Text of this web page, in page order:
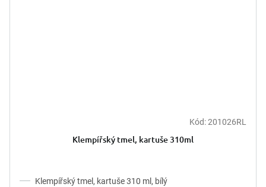
Kód:201026RL
Klempířský tmel, kartuše 310ml
Klempířský tmel, kartuše 310 ml, bílý